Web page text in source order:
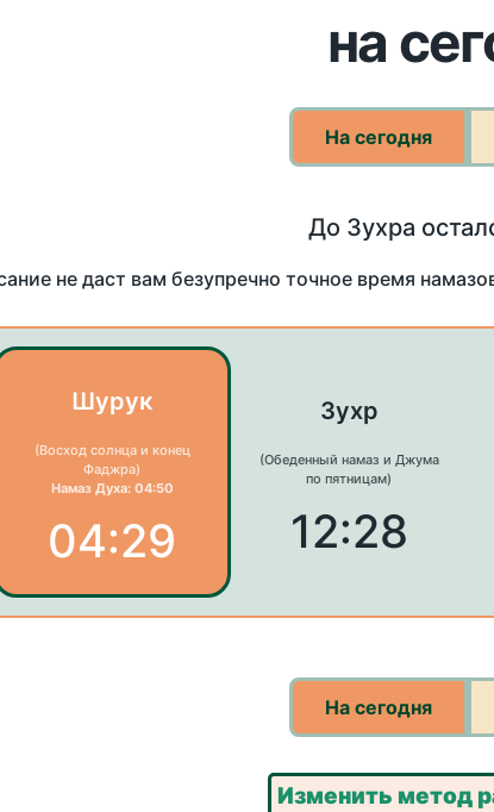
на
На сегодня
До Зухра
не даст вам безупречно точное время
Шурук
(Восход солнца и конец
Фаджра)
Намаз Духа: 04:50
04:29
Зухр
(Обеденный намаз и Джума
по пятницам)
12:28
На сегодня
Изменить метод